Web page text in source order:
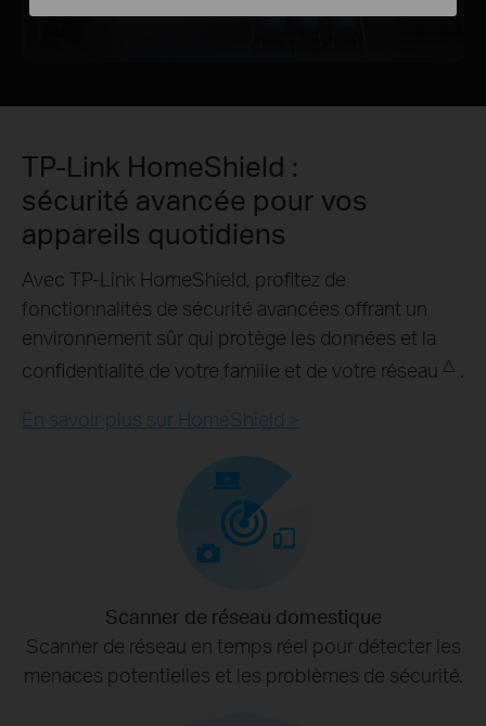
TP-Link HomeShield :
sécurité avancée pour vos
appareils quotidiens
Avec TP-Link HomeShield, profitez de
fonctionnalités de sécurité avancées offrant un
environnement sûr qui protège les données et la
confidentialité de votre famille et de votre réseau △ .
En savoir plus sur HomeShield >
Scanner de réseau domestique
Scanner de réseau en temps réel pour détecter les
menaces potentielles et les problèmes de sécurité.